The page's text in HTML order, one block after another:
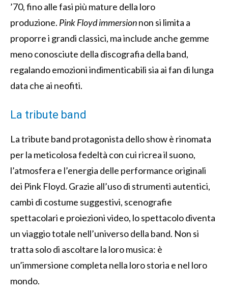
’70, fino alle fasi più mature della loro
produzione. Pink Floyd immersionnon si limita a
proporre i grandi classici, ma include anche gemme
meno conosciute della discografia della band,
regalando emozioni indimenticabili sia ai fan di lunga
data che ai neofiti.
La tribute band
La tribute band protagonista dello show è rinomata
per la meticolosa fedeltà con cui ricrea il suono,
l’atmosfera e l’energia delle performance originali
dei Pink Floyd. Grazie all’uso di strumenti autentici,
cambi di costume suggestivi, scenografie
spettacolari e proiezioni video, lo spettacolo diventa
un viaggio totale nell’universo della band. Non si
tratta solo di ascoltare la loro musica: è
un’immersione completa nella loro storia e nel loro
mondo.